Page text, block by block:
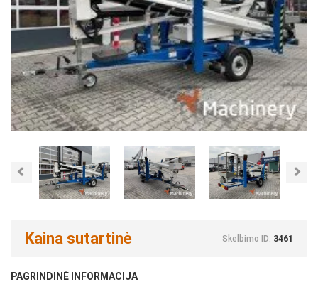
Previous
Kaina sutartinė Skelbimo ID: 3461
PAGRINDINĖ INFORMACIJA